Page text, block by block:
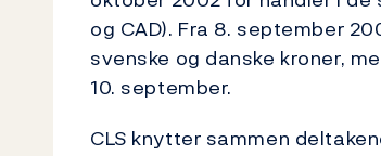
og CAD). Fra 8. september
svenske og danske kroner,
10. september.
CLS knytter sammen